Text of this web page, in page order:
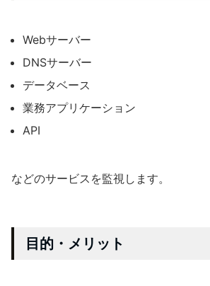
Webサーバー
DNSサーバー
データベース
業務アプリケーション
API
などのサービスを監視します。
目的・メリット